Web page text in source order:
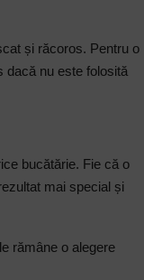
și răcoros. Pentru o
dacă nu este folosită
bucătărie. Fie că o
mai special și
rămâne o alegere